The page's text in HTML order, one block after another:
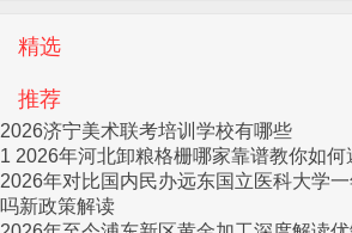
精选
推荐
2026济宁美术联考培训学校有哪些
1 2026年河北卸粮格栅哪家靠谱教你如何
2026年对比国内民办远东国立医科大学
吗新政策解读